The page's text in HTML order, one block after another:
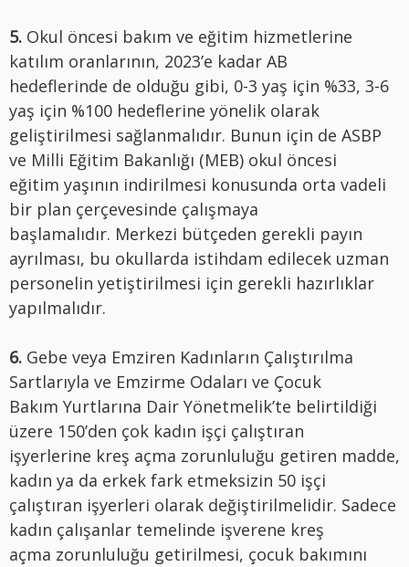
5. Okul öncesi bakım ve eğitim hizmetlerine
katılım oranlarının, 2023’e kadar AB
hedeflerinde de olduğu gibi, 0-3 yaş için %33, 3-6
yaş için %100 hedeflerine yönelik olarak
geliştirilmesi sağlanmalıdır. Bunun için de ASBP
ve Milli Eğitim Bakanlığı (MEB) okul öncesi
eğitim yaşının indirilmesi konusunda orta vadeli
bir plan çerçevesinde çalışmaya
başlamalıdır. Merkezi bütçeden gerekli payın
ayrılması, bu okullarda istihdam edilecek uzman
personelin yetiştirilmesi için gerekli hazırlıklar
yapılmalıdır.
6. Gebe veya Emziren Kadınların Çalıştırılma
Sartlarıyla ve Emzirme Odaları ve Çocuk
Bakım Yurtlarına Dair Yönetmelik’te belirtildiği
üzere 150’den çok kadın işçi çalıştıran
işyerlerine kreş açma zorunluluğu getiren madde,
kadın ya da erkek fark etmeksizin 50 işçi
çalıştıran işyerleri olarak değiştirilmelidir. Sadece
kadın çalışanlar temelinde işverene kreş
açma zorunluluğu getirilmesi, çocuk bakımını